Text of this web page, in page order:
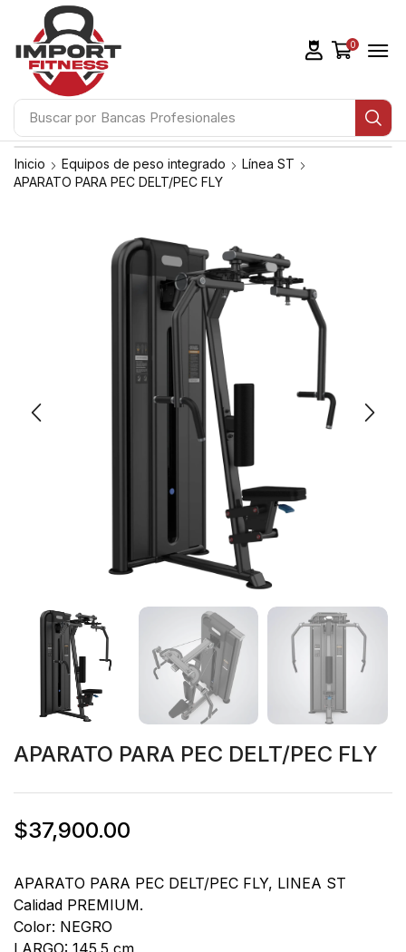
Buscar por Bancas Profesionales
0
Inicio Equipos de peso integrado
Línea ST
APARATO PARA PEC DELT/PEC FLY
APARATO PARA PEC DELT/PEC FLY
$37,900.00
APARATO PARA PEC DELT/PEC FLY, LINEA ST
Calidad PREMIUM.
Color: NEGRO